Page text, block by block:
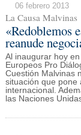
06 febrero 2013
La Causa Malvinas
«Redoblemos
reanude
Al inaugurar hoy
Europeos Pro
Cuestión Malvinas
situación que pone
internacional.
las Naciones